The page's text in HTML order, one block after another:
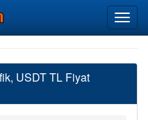
USDT TL Fiyat